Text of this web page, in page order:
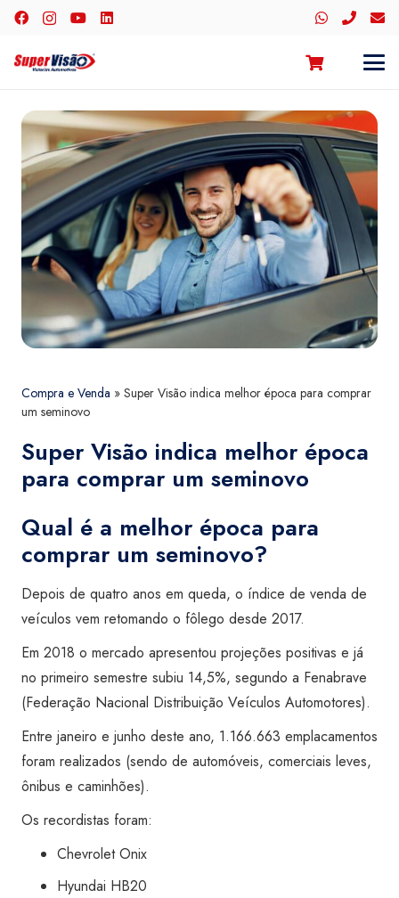
Compra e Venda » Super Visão indica melhor época para comprar
um seminovo
Super Visão indica melhor época
para comprar um seminovo
Qual é a melhor época para
comprar um seminovo?
Depois de quatro anos em queda, o índice de venda de
veículos vem retomando o fôlego desde 2017.
Em 2018 o mercado apresentou projeções positivas e já
no primeiro semestre subiu 14,5%, segundo a Fenabrave
(Federação Nacional Distribuição Veículos Automotores).
Entre janeiro e junho deste ano, 1.166.663 emplacamentos
foram realizados (sendo de automóveis, comerciais leves,
ônibus e caminhões).
Os recordistas foram:
Chevrolet Onix
Hyundai HB20